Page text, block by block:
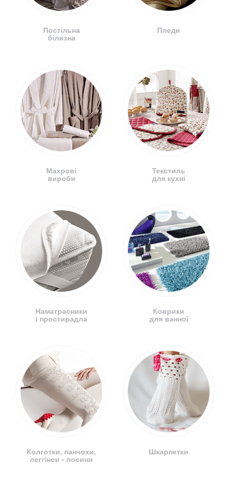
Постільна
білизна
Махрові
вироби
Наматрасники
і простирадла
Колготки, панчохи,
леггінси - лосини
Пледи
Текстиль
для кухні
Коврики
для ванної
Шкарпетки